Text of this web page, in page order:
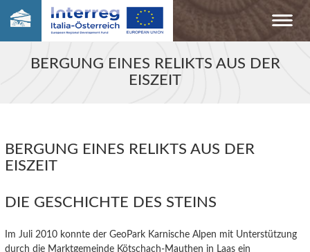
BERGUNG EINES RELIKTS AUS DER
EISZEIT
BERGUNG EINES RELIKTS AUS DER
EISZEIT
DIE GESCHICHTE DES STEINS
Im Juli 2010 konnte der GeoPark Karnische Alpen mit Unterstützung
durch die Marktgemeinde Kötschach-Mauthen in Laas ein